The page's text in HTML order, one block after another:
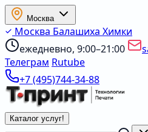
Москва
Москва Балашиха Химки
ежедневно, 9:00–21:00
Телеграм Rutube
+7 (495)744-34-88
Каталог услуг!